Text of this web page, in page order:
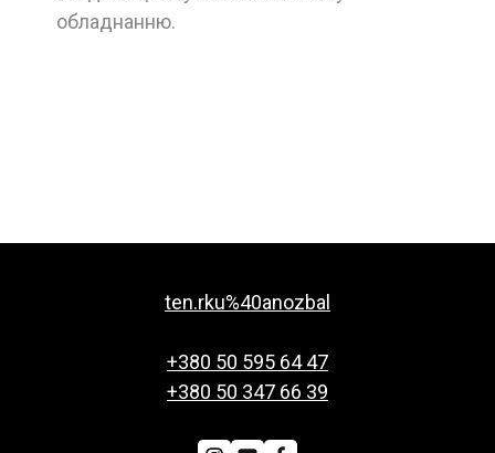
обладнанню.
ten.rku%40anozbal
+380 50 595 64 47
+380 50 347 66 39